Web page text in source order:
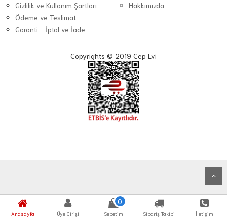
Anasayfa Üye Girişi
0
Sepetim Sipariş Takibi İletişim
Gizlilik ve Kullanım Şartları
Ödeme ve Teslimat
Garanti - İptal ve İade
Hakkımızda
Copyrights © 2019 Cep Evi